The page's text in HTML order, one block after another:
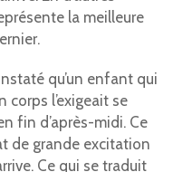
la meilleure
qu’un enfant qui
corps l’exigeait se
fin d’après-midi. Ce
de grande excitation
Ce qui se traduit